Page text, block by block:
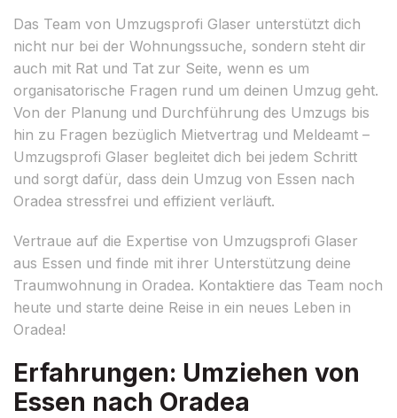
Das Team von Umzugsprofi Glaser unterstützt dich
nicht nur bei der Wohnungssuche, sondern steht dir
auch mit Rat und Tat zur Seite, wenn es um
organisatorische Fragen rund um deinen Umzug geht.
Von der Planung und Durchführung des Umzugs bis
hin zu Fragen bezüglich Mietvertrag und Meldeamt –
Umzugsprofi Glaser begleitet dich bei jedem Schritt
und sorgt dafür, dass dein Umzug von Essen nach
Oradea stressfrei und effizient verläuft.
Vertraue auf die Expertise von Umzugsprofi Glaser
aus Essen und finde mit ihrer Unterstützung deine
Traumwohnung in Oradea. Kontaktiere das Team noch
heute und starte deine Reise in ein neues Leben in
Oradea!
Erfahrungen: Umziehen von
Essen nach Oradea